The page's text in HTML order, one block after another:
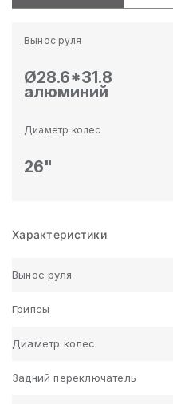
Вынос руля
Ø28.6*31.8
алюминий
Диаметр колес
26"
Характеристики
Вынос руля
Грипсы
Диаметр колес
Задний переключатель